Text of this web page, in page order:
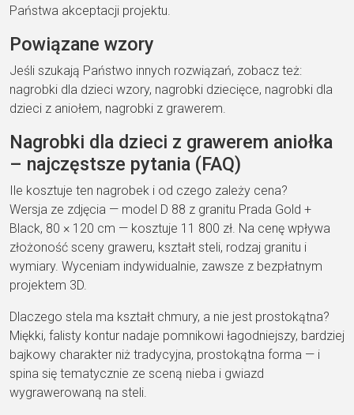
Państwa akceptacji projektu.
Powiązane wzory
Jeśli szukają Państwo innych rozwiązań, zobacz też:
nagrobki dla dzieci wzory, nagrobki dziecięce, nagrobki dla
dzieci z aniołem, nagrobki z grawerem.
Nagrobki dla dzieci z grawerem aniołka
– najczęstsze pytania (FAQ)
Ile kosztuje ten nagrobek i od czego zależy cena?
Wersja ze zdjęcia — model D 88 z granitu Prada Gold +
Black, 80 × 120 cm — kosztuje 11 800 zł. Na cenę wpływa
złożoność sceny graweru, kształt steli, rodzaj granitu i
wymiary. Wyceniam indywidualnie, zawsze z bezpłatnym
projektem 3D.
Dlaczego stela ma kształt chmury, a nie jest prostokątna?
Miękki, falisty kontur nadaje pomnikowi łagodniejszy, bardziej
bajkowy charakter niż tradycyjna, prostokątna forma — i
spina się tematycznie ze sceną nieba i gwiazd
wygrawerowaną na steli.